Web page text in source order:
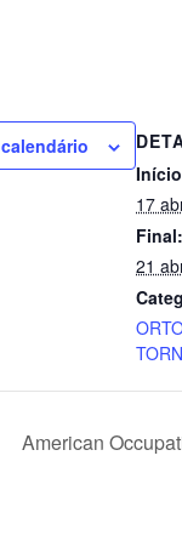
17
Final:
21
American